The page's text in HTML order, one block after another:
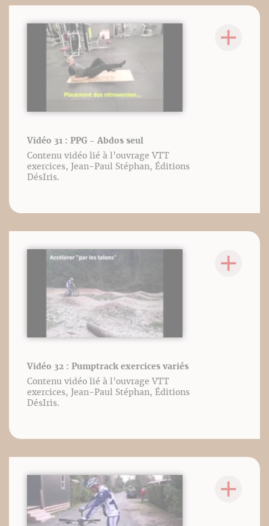
Vidéo 31 : PPG - Abdos seul
Contenu vidéo lié à l’ouvrage VTT
exercices, Jean-Paul Stéphan, Éditions
DésIris.
Vidéo 32 : Pumptrack exercices variés
Contenu vidéo lié à l’ouvrage VTT
exercices, Jean-Paul Stéphan, Éditions
DésIris.